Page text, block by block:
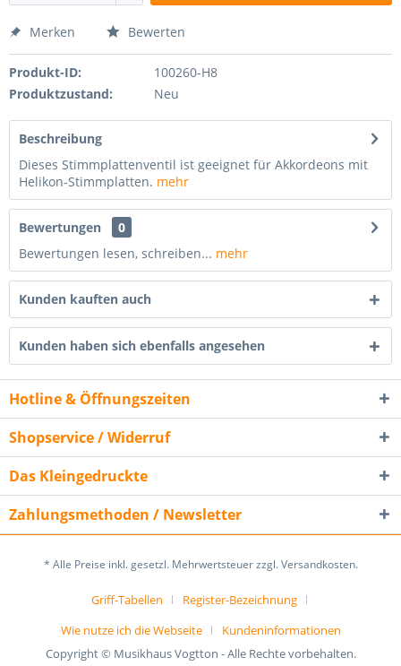
Merken Bewerten
Produkt-ID:
100260-H8
Produktzustand:
Neu
Beschreibung
Dieses Stimmplattenventil ist geeignet für Akkordeons mit
Helikon-Stimmplatten. mehr
Bewertungen
0
Bewertungen lesen, schreiben... mehr
Kunden kauften auch
Kunden haben sich ebenfalls angesehen
Hotline & Öffnungszeiten
Shopservice / Widerruf
Das Kleingedruckte
Zahlungsmethoden / Newsletter
* Alle Preise inkl. gesetzl. Mehrwertsteuer zzgl. Versandkosten.
Griff-Tabellen
Register-Bezeichnung
Wie nutze ich die Webseite
Kundeninformationen
Copyright © Musikhaus Vogtton - Alle Rechte vorbehalten.